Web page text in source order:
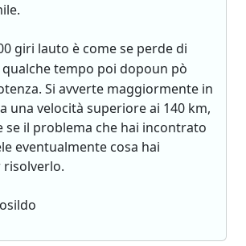
giri lauto è come se perde di
tempo poi dopoun pò
Si avverte maggiormente in
una velocità superiore ai 140 km,
se il problema che hai incontrato
eventualmente cosa hai